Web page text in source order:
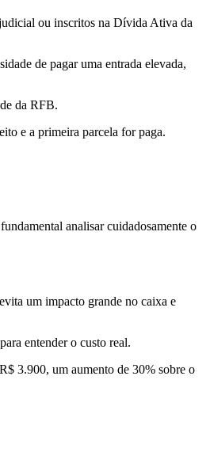
ou inscritos na Dívida Ativa da
de pagar uma entrada elevada,
da RFB.
e a primeira parcela for paga.
analisar cuidadosamente o
um impacto grande no caixa e
entender o custo real.
3.900, um aumento de 30% sobre o